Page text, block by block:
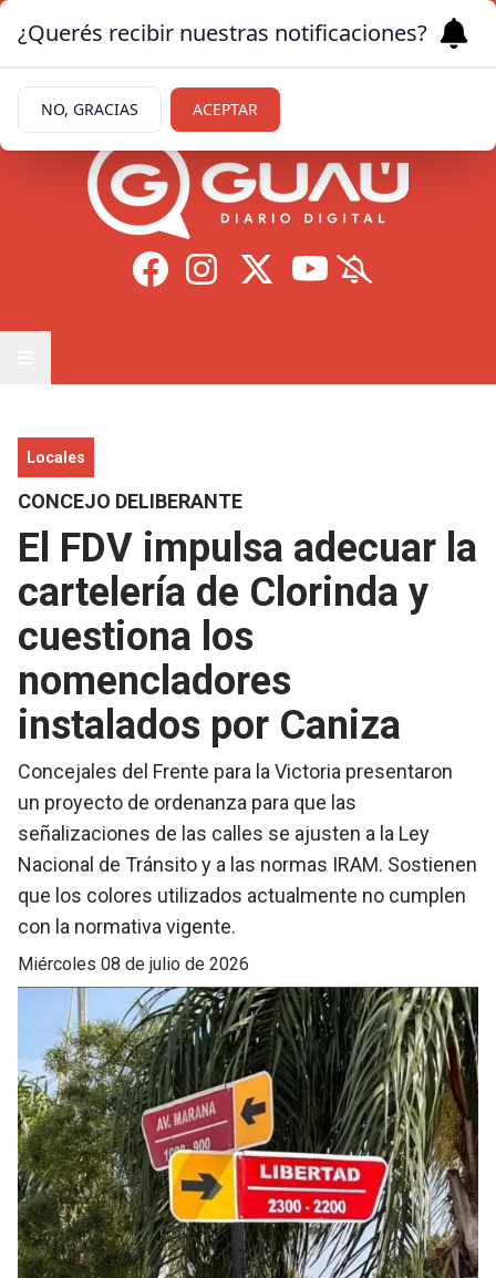
11.7ºc | Formosa
Locales
CONCEJO DELIBERANTE
El FDV impulsa adecuar la
cartelería de Clorinda y
cuestiona los
nomencladores
instalados por Caniza
Concejales del Frente para la Victoria presentaron
un proyecto de ordenanza para que las
señalizaciones de las calles se ajusten a la Ley
Nacional de Tránsito y a las normas IRAM. Sostienen
que los colores utilizados actualmente no cumplen
con la normativa vigente.
miércoles 08 de julio de 2026
¿Querés recibir nuestras notificaciones?
NO, GRACIAS ACEPTAR